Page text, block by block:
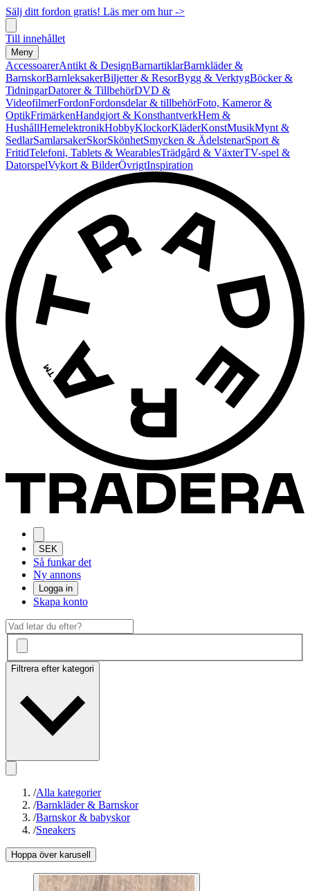
Sälj ditt fordon gratis! Läs mer om hur ->
Till innehållet
Meny
AccessoarerAntikt & DesignBarnartiklarBarnkläder &
BarnskorBarnleksakerBiljetter & ResorBygg & VerktygBöcker &
TidningarDatorer & TillbehörDVD &
VideofilmerFordonFordonsdelar & tillbehörFoto, Kameror &
OptikFrimärkenHandgjort & KonsthantverkHem &
HushållHemelektronikHobbyKlockorKläderKonstMusikMynt &
SedlarSamlarsakerSkorSkönhetSmycken & ÄdelstenarSport &
FritidTelefoni, Tablets & WearablesTrädgård & VäxterTV-spel &
DatorspelVykort & BilderÖvrigtInspiration
SEK
Så funkar det
Ny annons
Logga in
Skapa konto
Filtrera efter kategori
/Alla kategorier
/Barnkläder & Barnskor
/Barnskor & babyskor
/Sneakers
Hoppa över karusell